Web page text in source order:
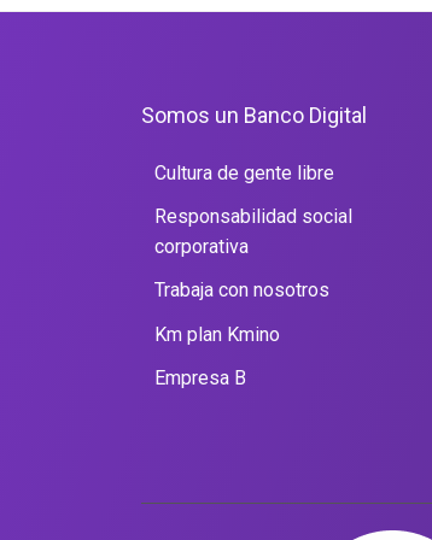
Somos un Banco Digital
Cultura de gente libre
Responsabilidad social
corporativa
Trabaja con nosotros
Km plan Kmino
Empresa B